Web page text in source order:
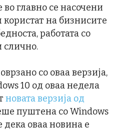
главно се насочени
на бизнисите
работата со
со оваа верзија,
10 од оваа недела
новата верзија од
пуштена со Windows
дека оваа новина е